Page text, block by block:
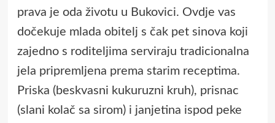
prava je oda životu u Bukovici. Ovdje vas
dočekuje mlada obitelj s čak pet sinova koji
zajedno s roditeljima serviraju tradicionalna
jela pripremljena prema starim receptima.
Priska (beskvasni kukuruzni kruh), prisnac
(slani kolač sa sirom) i janjetina ispod peke